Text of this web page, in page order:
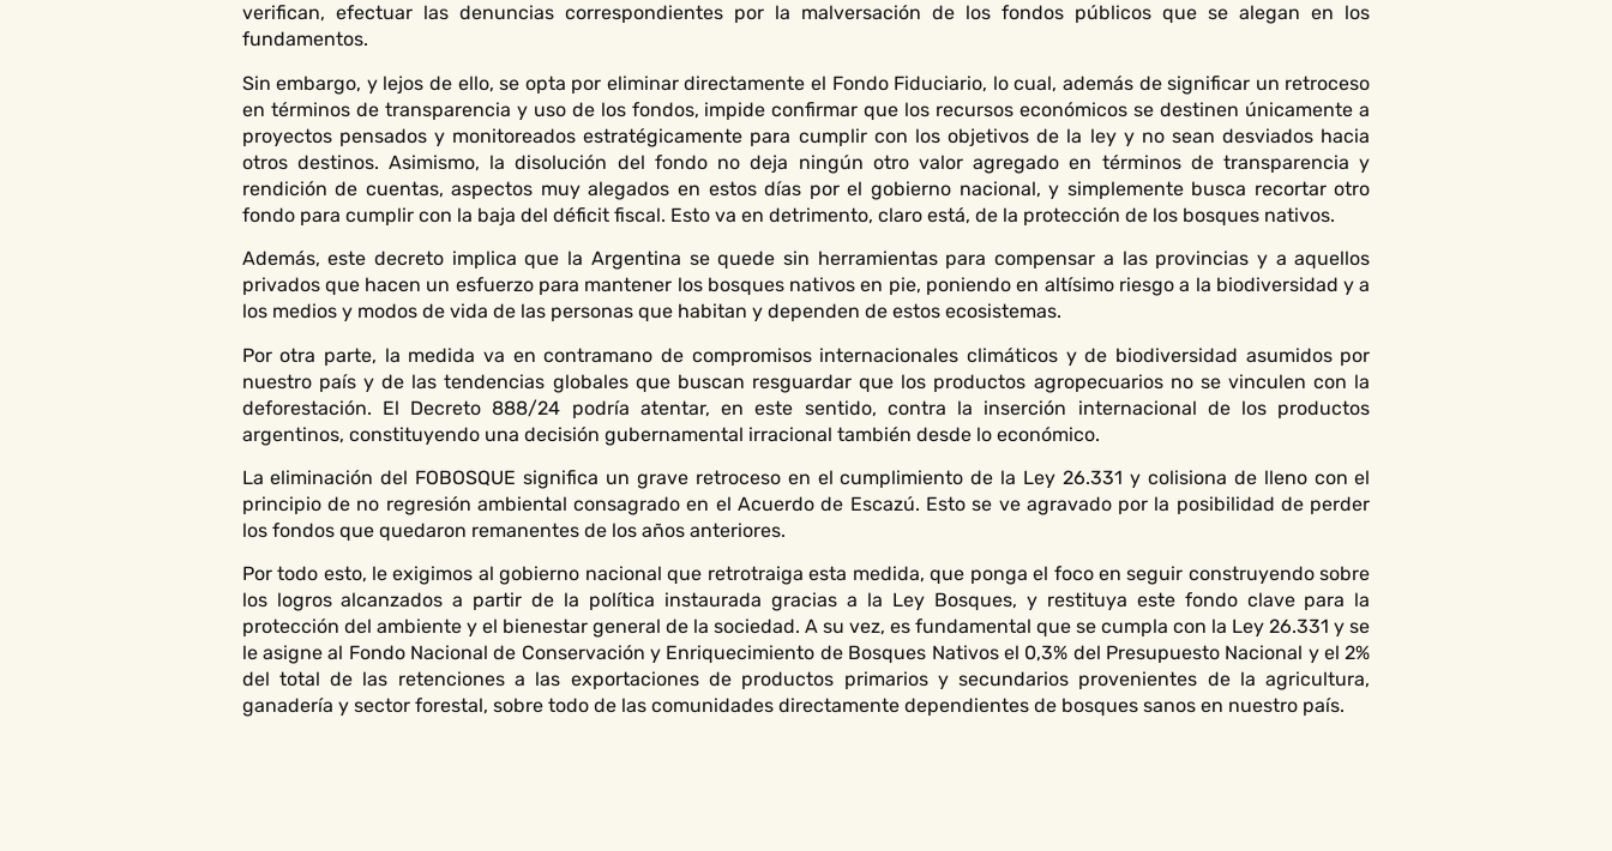
verifican, efectuar las denuncias correspondientes por la malversación de los fondos públicos que se alegan en los
fundamentos.
Sin embargo, y lejos de ello, se opta por eliminar directamente el Fondo Fiduciario, lo cual, además de significar un retroceso
en términos de transparencia y uso de los fondos, impide confirmar que los recursos económicos se destinen únicamente a
proyectos pensados y monitoreados estratégicamente para cumplir con los objetivos de la ley y no sean desviados hacia
otros destinos. Asimismo, la disolución del fondo no deja ningún otro valor agregado en términos de transparencia y
rendición de cuentas, aspectos muy alegados en estos días por el gobierno nacional, y simplemente busca recortar otro
fondo para cumplir con la baja del déficit fiscal. Esto va en detrimento, claro está, de la protección de los bosques nativos.
Además, este decreto implica que la Argentina se quede sin herramientas para compensar a las provincias y a aquellos
privados que hacen un esfuerzo para mantener los bosques nativos en pie, poniendo en altísimo riesgo a la biodiversidad y a
los medios y modos de vida de las personas que habitan y dependen de estos ecosistemas.
Por otra parte, la medida va en contramano de compromisos internacionales climáticos y de biodiversidad asumidos por
nuestro país y de las tendencias globales que buscan resguardar que los productos agropecuarios no se vinculen con la
deforestación. El Decreto 888/24 podría atentar, en este sentido, contra la inserción internacional de los productos
argentinos, constituyendo una decisión gubernamental irracional también desde lo económico.
La eliminación del FOBOSQUE significa un grave retroceso en el cumplimiento de la Ley 26.331 y colisiona de lleno con el
principio de no regresión ambiental consagrado en el Acuerdo de Escazú. Esto se ve agravado por la posibilidad de perder
los fondos que quedaron remanentes de los años anteriores.
Por todo esto, le exigimos al gobierno nacional que retrotraiga esta medida, que ponga el foco en seguir construyendo sobre
los logros alcanzados a partir de la política instaurada gracias a la Ley Bosques, y restituya este fondo clave para la
protección del ambiente y el bienestar general de la sociedad. A su vez, es fundamental que se cumpla con la Ley 26.331 y se
le asigne al Fondo Nacional de Conservación y Enriquecimiento de Bosques Nativos el 0,3% del Presupuesto Nacional y el 2%
del total de las retenciones a las exportaciones de productos primarios y secundarios provenientes de la agricultura,
ganadería y sector forestal, sobre todo de las comunidades directamente dependientes de bosques sanos en nuestro país.